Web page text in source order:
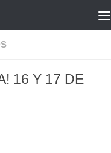
16 Y 17 DE